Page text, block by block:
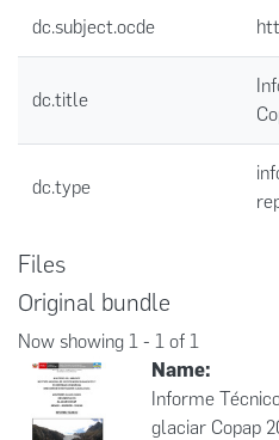
dc.subject.ocde
dc.title
dc.type
Files
Original bundle
Now showing 1 - 1 of 1
Name:
Informe
glaciar Copap